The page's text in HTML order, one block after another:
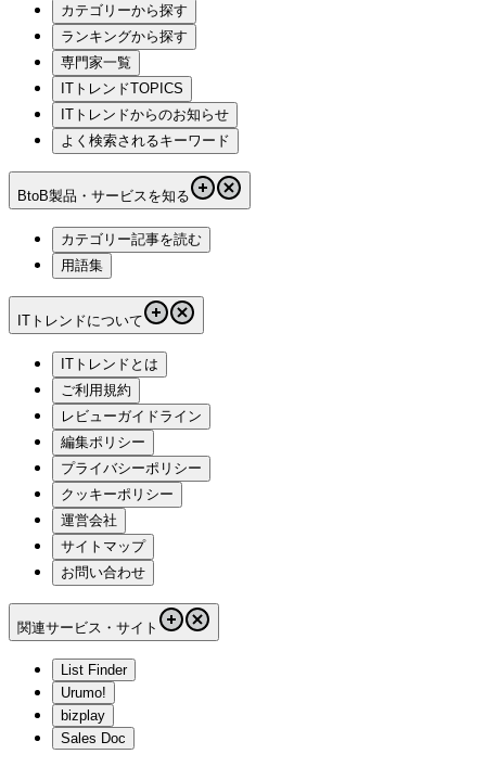
カテゴリーから探す
ランキングから探す
専門家一覧
ITトレンドTOPICS
ITトレンドからのお知らせ
よく検索されるキーワード
BtoB製品・サービスを知る
カテゴリー記事を読む
用語集
ITトレンドについて
ITトレンドとは
ご利用規約
レビューガイドライン
編集ポリシー
プライバシーポリシー
クッキーポリシー
運営会社
サイトマップ
お問い合わせ
関連サービス・サイト
List Finder
Urumo!
bizplay
Sales Doc